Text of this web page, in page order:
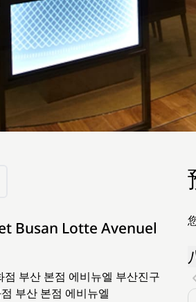
Busan Lotte Avenuel
부산 본점 에비뉴엘 부산진구
부산 본점 에비뉴엘